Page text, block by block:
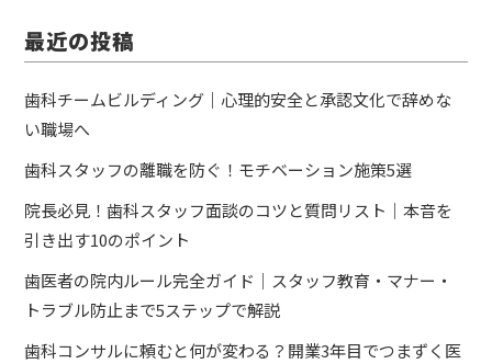
最近の投稿
歯科チームビルディング｜心理的安全と承認文化で辞めな
い職場へ
歯科スタッフの離職を防ぐ！モチベーション施策5選
院長必見！歯科スタッフ面談のコツと質問リスト｜本音を
引き出す10のポイント
歯医者の院内ルール完全ガイド｜スタッフ教育・マナー・
トラブル防止まで5ステップで解説
歯科コンサルに頼むと何が変わる？開業3年目でつまずく医